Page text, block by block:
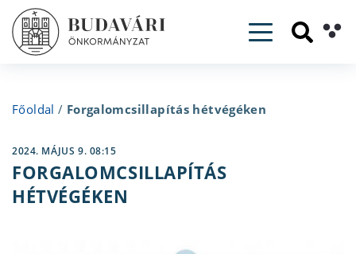
Toggle
Főoldal / Forgalomcsillapítás hétvégéken
2024. MÁJUS 9. 08:15
FORGALOMCSILLAPÍTÁS
HÉTVÉGÉKEN